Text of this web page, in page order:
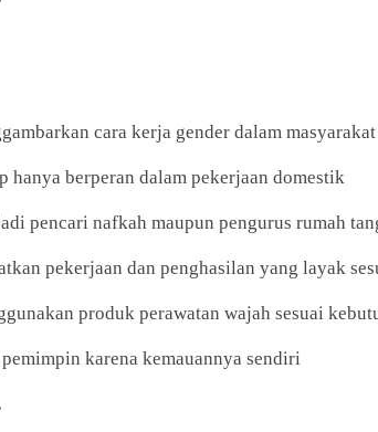
cara kerja gender dalam
hanya berperan dalam pekerjaan domestik
pencari nafkah maupun pengurus rumah
pekerjaan dan penghasilan yang layak
produk perawatan wajah sesuai
karena kemauannya sendiri